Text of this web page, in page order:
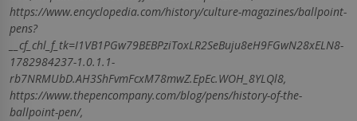
https://www.encyclopedia.com/history/culture-magazines/ballpoint-
pens?
__cf_chl_f_tk=I1VB1PGw79BEBPziToxLR2SeBuju8eH9FGwN28xELN8-
1782984237-1.0.1.1-
rb7NRMUbD.AH3ShFvmFcxM78mwZ.EpEc.WOH_8YLQl8,
https://www.thepencompany.com/blog/pens/history-of-the-
ballpoint-pen/,